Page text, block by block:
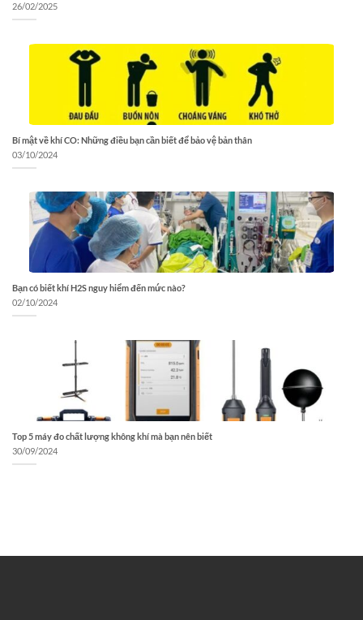
26/02/2025
Bí mật về khí CO: Những điều bạn cần biết để bảo vệ bản thân
03/10/2024
Bạn có biết khí H2S nguy hiểm đến mức nào?
02/10/2024
Top 5 máy đo chất lượng không khí mà bạn nên biết
30/09/2024